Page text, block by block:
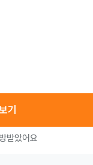
기
받았어요